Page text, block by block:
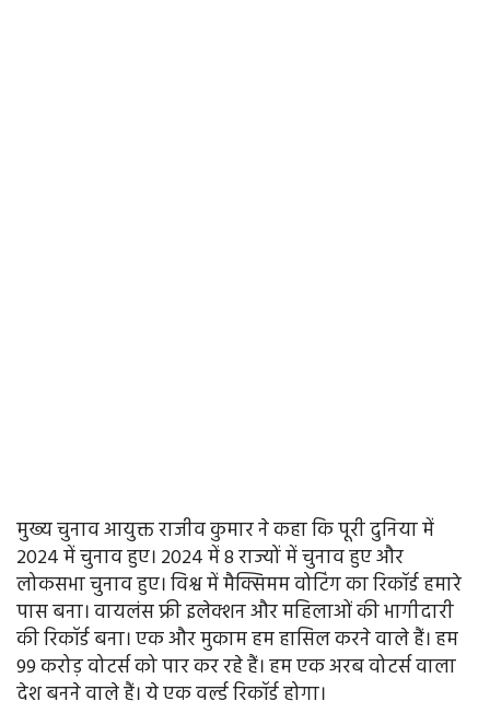
मुख्य चुनाव आयुक्त राजीव कुमार ने कहा कि पूरी दुनिया में
2024 में चुनाव हुए। 2024 में 8 राज्यों में चुनाव हुए और
लोकसभा चुनाव हुए। विश्व में मैक्सिमम वोटिंग का रिकॉर्ड हमारे
पास बना। वायलंस फ्री इलेक्शन और महिलाओं की भागीदारी
की रिकॉर्ड बना। एक और मुकाम हम हासिल करने वाले हैं। हम
99 करोड़ वोटर्स को पार कर रहे हैं। हम एक अरब वोटर्स वाला
देश बनने वाले हैं। ये एक वर्ल्ड रिकॉर्ड होगा।